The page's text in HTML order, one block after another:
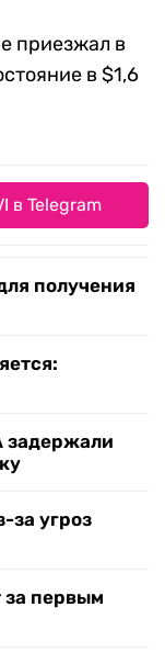
приезжал в
в $1,6
в Telegram
получения
задержали
за угроз
за первым